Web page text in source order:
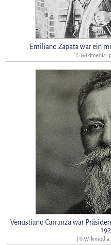
Emiliano Zapata war ein
[ © Wikimedia,
Venustiano Carranza war
[ ©